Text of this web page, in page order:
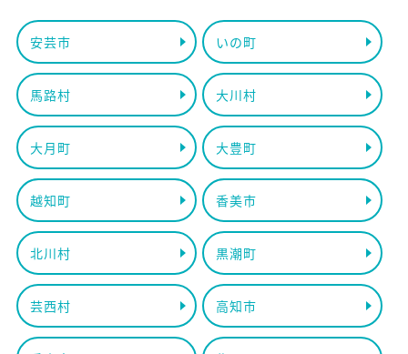
安芸市 いの町
馬路村 大川村
大月町 大豊町
越知町 香美市
北川村 黒潮町
芸西村 高知市